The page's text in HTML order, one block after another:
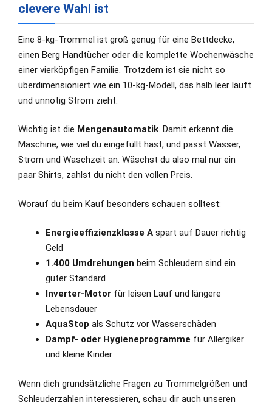
clevere Wahl ist
Eine 8-kg-Trommel ist groß genug für eine Bettdecke,
einen Berg Handtücher oder die komplette Wochenwäsche
einer vierköpfigen Familie. Trotzdem ist sie nicht so
überdimensioniert wie ein 10-kg-Modell, das halb leer läuft
und unnötig Strom zieht.
Wichtig ist die Mengenautomatik. Damit erkennt die
Maschine, wie viel du eingefüllt hast, und passt Wasser,
Strom und Waschzeit an. Wäschst du also mal nur ein
paar Shirts, zahlst du nicht den vollen Preis.
Worauf du beim Kauf besonders schauen solltest:
Energieeffizienzklasse A spart auf Dauer richtig
Geld
1.400 Umdrehungen beim Schleudern sind ein
guter Standard
Inverter-Motor für leisen Lauf und längere
Lebensdauer
AquaStop als Schutz vor Wasserschäden
Dampf- oder Hygieneprogramme für Allergiker
und kleine Kinder
Wenn dich grundsätzliche Fragen zu Trommelgrößen und
Schleuderzahlen interessieren, schau dir auch unseren